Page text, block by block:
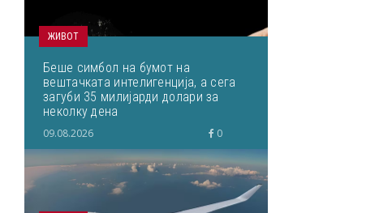
ЖИВОТ
Беше симбол на бумот на
вештачката интелигенција, а сега
загуби 35 милијарди долари за
неколку дена
09.08.2026 0